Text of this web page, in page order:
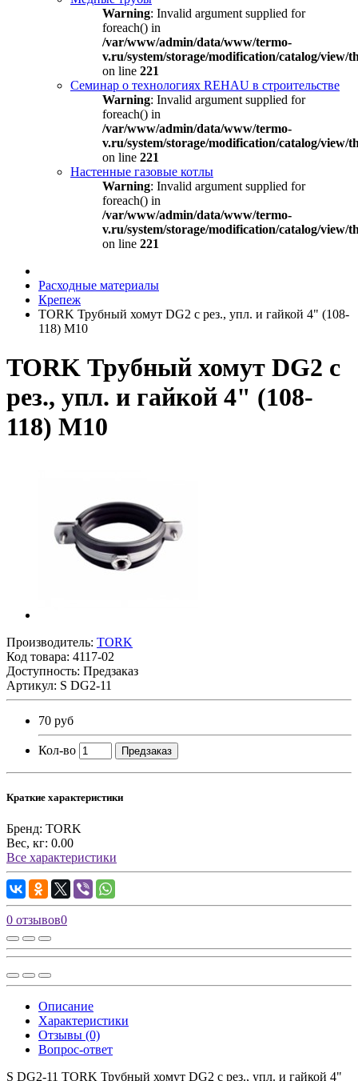
Warning: Invalid argument supplied for
foreach() in
/var/www/admin/data/www/termo-
v.ru/system/storage/modification/catalog/view/
on line 221
Семинар о технологиях REHAU в строительстве
Warning: Invalid argument supplied for
foreach() in
/var/www/admin/data/www/termo-
v.ru/system/storage/modification/catalog/view/
on line 221
Настенные газовые котлы
Warning: Invalid argument supplied for
foreach() in
/var/www/admin/data/www/termo-
v.ru/system/storage/modification/catalog/view/
on line 221
Расходные материалы
Крепеж
TORK Трубный хомут DG2 с рез., упл. и гайкой 4" (108-
118) М10
TORK Трубный хомут DG2 с
рез., упл. и гайкой 4" (108-
118) М10
Производитель: TORK
Код товара: 4117-02
Доступность: Предзаказ
Артикул: S DG2-11
70 руб
Кол-во Предзаказ
Краткие характеристики
Бренд: TORK
Вес, кг: 0.00
Все характеристики
0 отзывов0
Описание
Характеристики
Отзывы (0)
Вопрос-ответ
S DG2-11 TORK Трубный хомут DG2 с рез., упл. и гайкой 4"